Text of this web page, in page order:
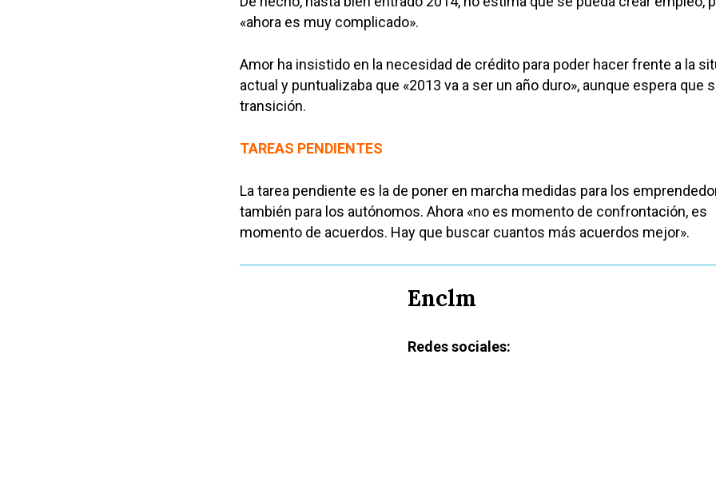
«ahora es muy complicado».
Amor ha insistido en la necesidad de crédito para poder hacer frente a la
actual y puntualizaba que «2013 va a ser un año duro», aunque espera que
transición.
TAREAS PENDIENTES
La tarea pendiente es la de poner en marcha medidas para los
también para los autónomos. Ahora «no es momento de confrontación, es
momento de acuerdos. Hay que buscar cuantos más acuerdos mejor».
Enclm
Redes sociales: